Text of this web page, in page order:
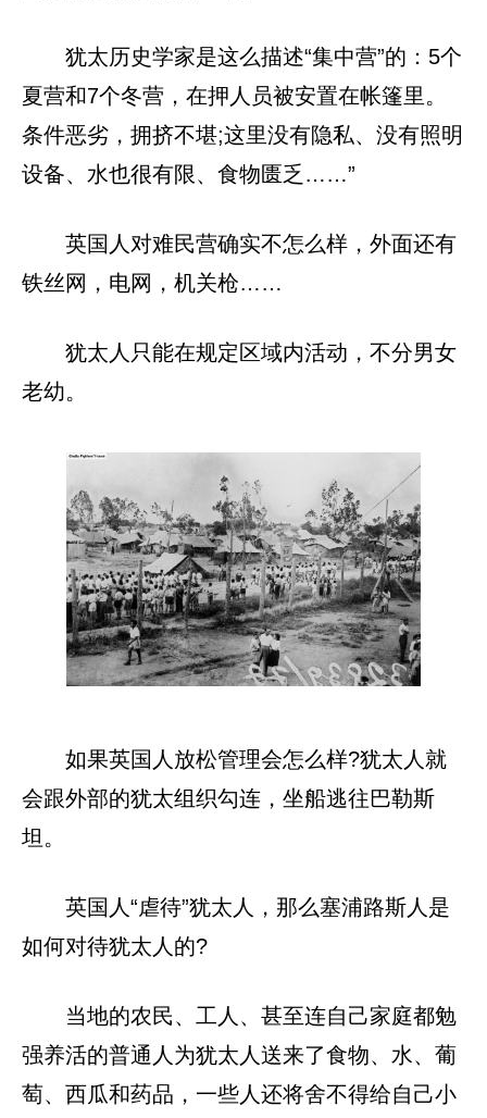
犹太历史学家是这么描述“集中营”的：5个
夏营和7个冬营，在押人员被安置在帐篷里。
条件恶劣，拥挤不堪;这里没有隐私、没有照明
设备、水也很有限、食物匮乏……”
英国人对难民营确实不怎么样，外面还有
铁丝网，电网，机关枪……
犹太人只能在规定区域内活动，不分男女
老幼。
如果英国人放松管理会怎么样?犹太人就
会跟外部的犹太组织勾连，坐船逃往巴勒斯
坦。
英国人“虐待”犹太人，那么塞浦路斯人是
如何对待犹太人的?
当地的农民、工人、甚至连自己家庭都勉
强养活的普通人为犹太人送来了食物、水、葡
萄、西瓜和药品，一些人还将舍不得给自己小